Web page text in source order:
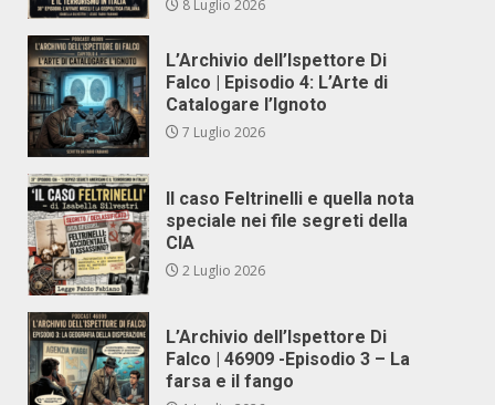
8 Luglio 2026
L’Archivio dell’Ispettore Di
Falco | Episodio 4: L’Arte di
Catalogare l’Ignoto
7 Luglio 2026
Il caso Feltrinelli e quella nota
speciale nei file segreti della
CIA
2 Luglio 2026
L’Archivio dell’Ispettore Di
Falco | 46909 -Episodio 3 – La
farsa e il fango